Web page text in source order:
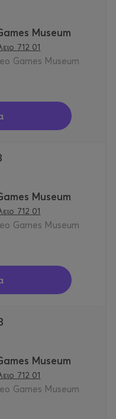
Museum
712 01
Games Museum
Museum
712 01
Games Museum
Museum
712 01
Games Museum